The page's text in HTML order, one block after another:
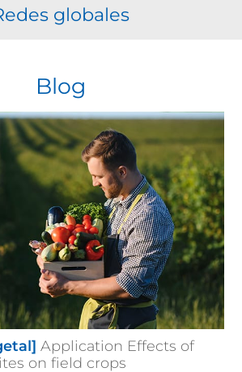
globales
Blog
Application Effects of
on field crops